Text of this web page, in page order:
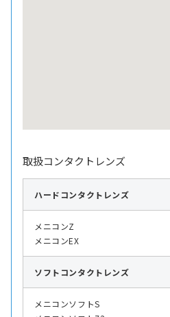
取扱コンタクトレンズ
ハード コンタクトレンズ
メニコンZ
メニコンEX
ソフト コンタクトレンズ
メニコンソフトS